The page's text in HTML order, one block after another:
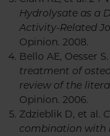
Hydrolysate as a
Activity-Related
Opinion. 2008.
Bello AE, Oesser S.
treatment of
review of the
Opinion. 2006.
Zdzieblik D, et al.
combination with